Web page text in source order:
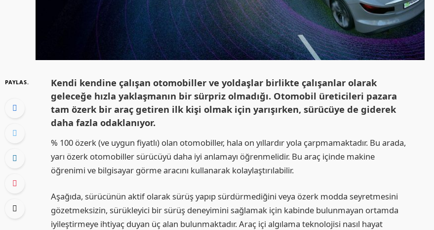
PAYLAS.
Kendi kendine çalışan otomobiller ve yoldaşlar birlikte çalışanlar olarak
geleceğe hızla yaklaşmanın bir sürpriz olmadığı. Otomobil üreticileri pazara
tam özerk bir araç getiren ilk kişi olmak için yarışırken, sürücüye de giderek
daha fazla odaklanıyor.
% 100 özerk (ve uygun fiyatlı) olan otomobiller, hala on yıllardır yola çarpmamaktadır. Bu arada,
yarı özerk otomobiller sürücüyü daha iyi anlamayı öğrenmelidir. Bu araç içinde makine
öğrenimi ve bilgisayar görme aracını kullanarak kolaylaştırılabilir.
Aşağıda, sürücünün aktif olarak sürüş yapıp sürdürmediğini veya özerk modda seyretmesini
gözetmeksizin, sürükleyici bir sürüş deneyimini sağlamak için kabinde bulunmayan ortamda
iyileştirmeye ihtiyaç duyan üç alan bulunmaktadır. Araç içi algılama teknolojisi nasıl hayat